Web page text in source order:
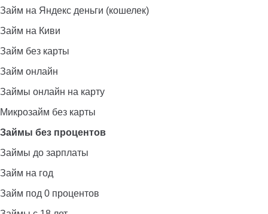
Займ на Яндекс деньги (кошелек)
Займ на Киви
Займ без карты
Займ онлайн
Займы онлайн на карту
Микрозайм без карты
Займы без процентов
Займы до зарплаты
Займ на год
Займ под 0 процентов